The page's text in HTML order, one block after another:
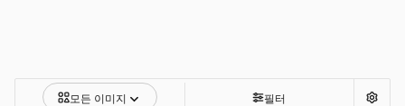
모든 이미지 필터